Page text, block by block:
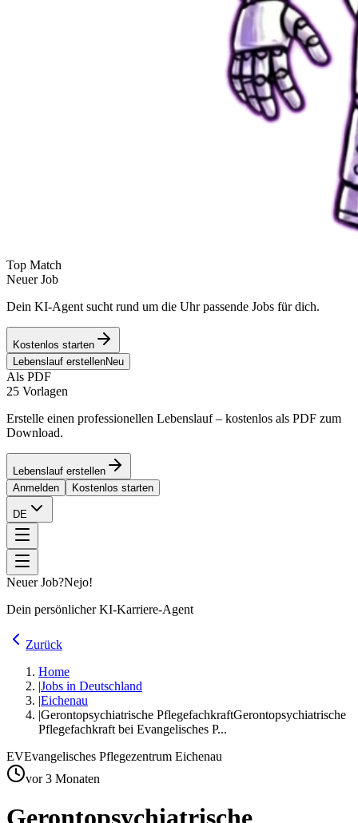
Top Match
Neuer Job
Dein KI-Agent sucht rund um die Uhr passende Jobs für dich.
Kostenlos starten
Lebenslauf erstellenNeu
Als PDF
25 Vorlagen
Erstelle einen professionellen Lebenslauf – kostenlos als PDF zum
Download.
Lebenslauf erstellen
Anmelden
Kostenlos starten
DE
Neuer Job?Nejo!
Dein persönlicher KI-Karriere-Agent
Zurück
Home
|Jobs in Deutschland
|Eichenau
|Gerontopsychiatrische PflegefachkraftGerontopsychiatrische
Pflegefachkraft bei Evangelisches P...
EVEvangelisches Pflegezentrum Eichenau
vor 3 Monaten